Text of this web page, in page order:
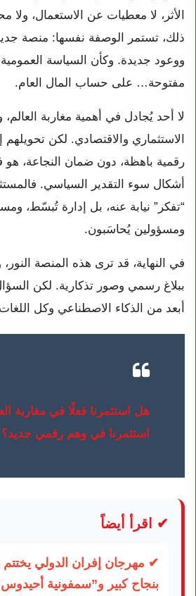
الأثر، لا معطيات عن الاستعمال،
ذلك، تستمر الوصفة نفسها: منصة
ووعود جديدة. وكأن السياسة
مفتوحة… على حساب المال العام.
لا أحد يُجادل في أهمية مغاربة
الاستثماري والاقتصادي. لكن
رقمية باهظة، دون ضمان النجاعة،
أشكال سوء التقدير السياسي.
“تفكر” نيابة عنه، بل إدارة تُبسّط،
ومسؤولين يُحاسَبون.
في النهاية، قد ترى هذه المنصة
ببلاغ رسمي وصور تذكارية. لكن
أبعد من الذكاء الاصطناعي وكل
هل استثمرنا فعلًا في مغاربة العالم… أم
استثمرنا في وهم رقمي جديد؟
✔ اقرأ أيضاً
✔ مهرجان إفران الدولي يختتم
بنجاح كبير و”سمفونية